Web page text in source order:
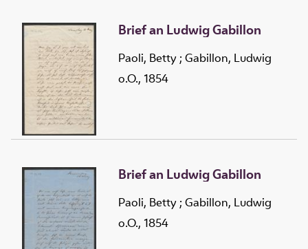
Brief an Ludwig Gabillon
Paoli, Betty ; Gabillon, Ludwig
o.O., 1854
Brief an Ludwig Gabillon
Paoli, Betty ; Gabillon, Ludwig
o.O., 1854